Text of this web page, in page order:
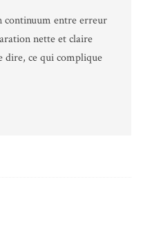
continuum entre erreur
nette et claire
dire, ce qui complique